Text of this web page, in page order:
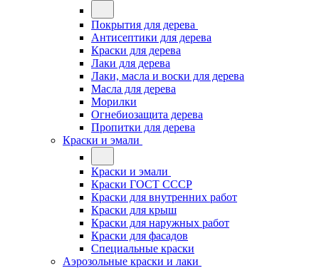
Покрытия для дерева
Антисептики для дерева
Краски для дерева
Лаки для дерева
Лаки, масла и воски для дерева
Масла для дерева
Морилки
Огнебиозащита дерева
Пропитки для дерева
Краски и эмали
Краски и эмали
Краски ГОСТ СССР
Краски для внутренних работ
Краски для крыш
Краски для наружных работ
Краски для фасадов
Специальные краски
Аэрозольные краски и лаки